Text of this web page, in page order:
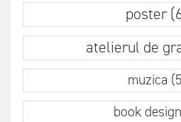
poster
atelierul de
muzica
book